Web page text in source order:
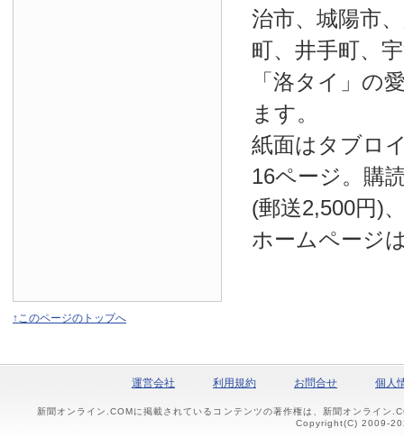
治市、城陽市
町、井手町、
「洛タイ」の
ます。
紙面はタブロ
16ページ。購
(郵送2,500円)
ホームページ
↑このページのトップへ
運営会社 利用規約 お問合せ 個人
新聞オンライン.COMに掲載されているコンテンツの著作権は、新聞オンライン
Copyright(C) 2009-